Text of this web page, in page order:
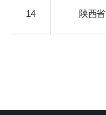
14 陕西省